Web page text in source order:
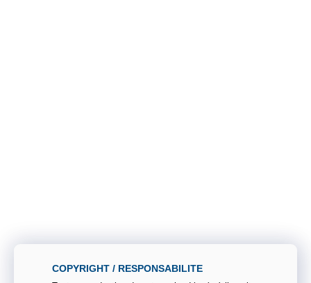
COPYRIGHT / RESPONSABILITE